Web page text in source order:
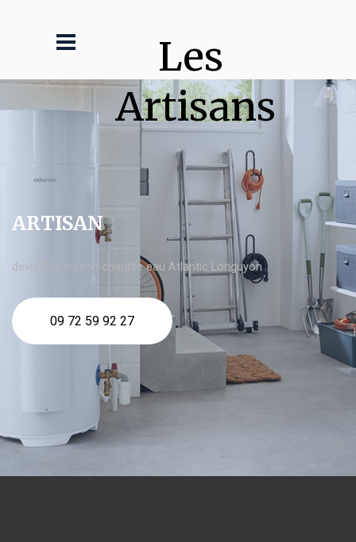
Les
Artisans
ARTISAN
devis Réparation chauffe eau Atlantic Longuyon
09 72 59 92 27